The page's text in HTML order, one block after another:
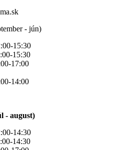
- jún)
15:30
15:30
17:00
14:00
- august)
14:30
14:30